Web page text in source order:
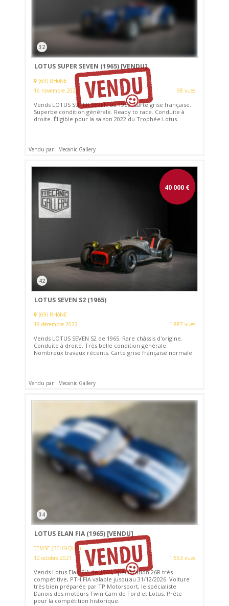
32
LOTUS SUPER SEVEN (1965)[VENDU]
(69) RHôNE
16 novembre 2021
98 vues
Vends LOTUS SUPER SEVEN de 1965. Carte grise française.
Superbe condition générale. Ready to race. Conduite à
droite. Éligible pour la saison 2022 du Trophée Lotus.
Vendu par : Mecanic Gallery
40 000 €
42
LOTUS SEVEN S2 (1965)
(69) RHôNE
19 décembre 2022
1 887 vues
Vends LOTUS SEVEN S2 de 1965. Rare châssis d'origine.
Conduite à droite. Très belle condition générale.
Nombreux travaux récents. Carte grise française normale.
Vendu par : Mecanic Gallery
34
LOTUS ELAN FIA (1965) [VENDU]
TEMSE (BELGIQUE)
12 octobre 2021
1 563 vues
Vends Lotus Elan FIA de 1965, spécification 26R très
compétitive, PTH FIA valable jusqu'au 31/12/2026. Voiture
très bien préparée par TP Motorsport, le spécialiste
Danois des moteurs Twin Cam de Ford et Lotus. Prête
pour la compétition historique.